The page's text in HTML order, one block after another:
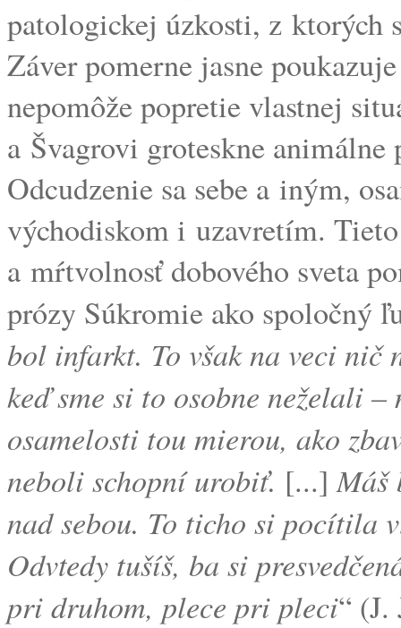
patologickej úzkosti, z
Záver pomerne jasne
nepomôže popretie vlastnej
a Švagrovi groteskne animálne
Odcudzenie sa sebe a iným,
východiskom i uzavretím.
a mŕtvolnosť dobového sveta
prózy Súkromie ako spoločný
bol infarkt. To však na veci nič
keď sme si to osobne neželali
osamelosti tou mierou, ako
neboli schopní urobiť. [...]Máš
nad sebou. To ticho si pocítila
Odvtedy tušíš, ba si
pri druhom, plece pri pleci“